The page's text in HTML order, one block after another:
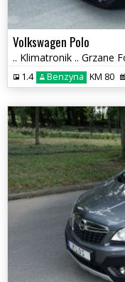
Volkswagen Polo
1.4 Benzyna KM 80